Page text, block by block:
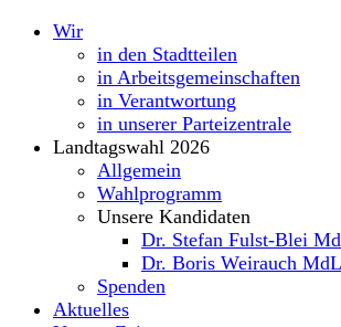
Wir
in den Stadtteilen
in Arbeitsgemeinschaften
in Verantwortung
in unserer Parteizentrale
Landtagswahl 2026
Allgemein
Wahlprogramm
Unsere Kandidaten
Dr. Stefan Fulst-Blei
Dr. Boris Weirauch MdL
Spenden
Aktuelles